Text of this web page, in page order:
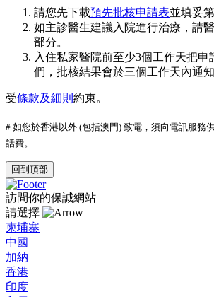
請您先下載預先批核申請表並填妥
如主診醫生建議入院進行治療，請
部分。
入住私家醫院前至少3個工作天把
們，批核結果會於三個工作天內通知
受條款及細則 約束。
# 如您於香港以外 (包括澳門) 致電，須向電訊服務
話費。
回到頂部
訪問你的保誠網站
請選擇
柬埔寨
中國
加納
香港
印度